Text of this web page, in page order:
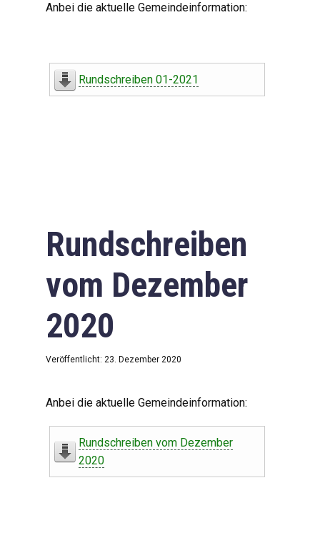
Anbei die aktuelle Gemeindeinformation:
Rundschreiben 01-2021
Rundschreiben
vom Dezember
2020
Veröffentlicht: 23. Dezember 2020
Anbei die aktuelle Gemeindeinformation:
Rundschreiben vom Dezember
2020